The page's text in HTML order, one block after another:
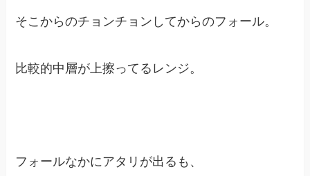
そこからのチョンチョンしてからのフォール。
比較的中層が上擦ってるレンジ。
フォールなかにアタリが出るも、